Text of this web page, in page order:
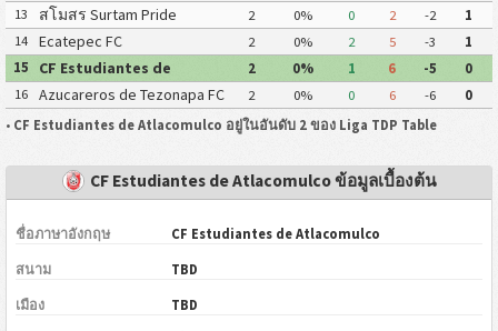
13
สโมสร Surtam Pride 2 0% 0 2 -2
1
14
Ecatepec FC 2 0% 2 5 -3
1
15
CF Estudiantes de
Atlacomulco
2 0% 1 6 -5
0
16
Azucareros de Tezonapa FC 2 0% 0 6 -6
0
• CF Estudiantes de Atlacomulco อยู่ในอันดับ 2 ของ Liga TDP Table
CF Estudiantes de Atlacomulco ข้อมูลเบื้องต้น
ชื่อภาษาอังกฤษ CF Estudiantes de Atlacomulco
สนาม TBD
เมือง TBD